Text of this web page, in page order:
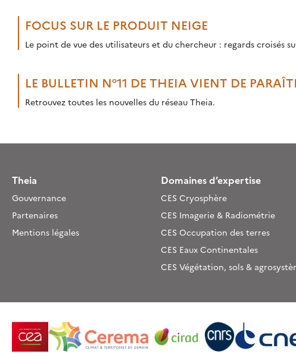
FOCUS SUR LE PRODUIT NEIGE
Le point de vue des utilisateurs et du chercheur : regards croisés
LE BULLETIN N°11 DE THEIA VIENT DE
Retrouvez toutes les nouvelles du réseau Theia.
Theia
Gouvernance
Partenaires
Mentions légales
Domaines d’expertise
CES Cryosphère
CES Imagerie & Radiométrie
CES Occupation des terres
CES Eaux Continentales
CES Végétation, sols &